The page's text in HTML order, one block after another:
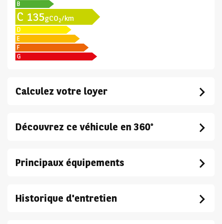
B
C 135gCO2/km
D
E
F
G
Calculez votre loyer
Découvrez ce véhicule en 360°
Principaux équipements
Historique d'entretien